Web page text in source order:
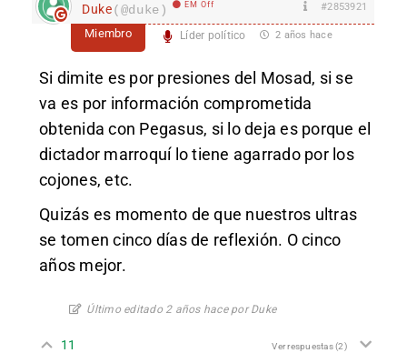
Duke(@duke) EM Off #2853921
Miembro Líder político 2 años hace
Si dimite es por presiones del Mosad, si se
va es por información comprometida
obtenida con Pegasus, si lo deja es porque el
dictador marroquí lo tiene agarrado por los
cojones, etc.
Quizás es momento de que nuestros ultras
se tomen cinco días de reflexión. O cinco
años mejor.
Último editado 2 años hace por Duke
11 Ver respuestas(2)